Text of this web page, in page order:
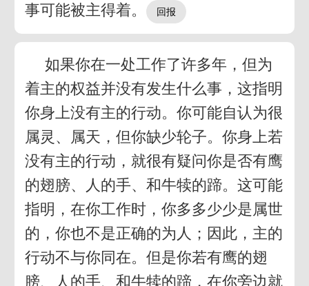
事可能被主得着。
如果你在一处工作了许多年，但为
着主的权益并没有发生什么事，这指明
你身上没有主的行动。你可能自认为很
属灵、属天，但你缺少轮子。你身上若
没有主的行动，就很有疑问你是否有鹰
的翅膀、人的手、和牛犊的蹄。这可能
指明，在你工作时，你多多少少是属世
的，你也不是正确的为人；因此，主的
行动不与你同在。但是你若有鹰的翅
膀、人的手、和牛犊的蹄，在你旁边就